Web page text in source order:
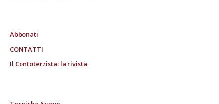
Abbonati
CONTATTI
Il Contoterzista: la rivista